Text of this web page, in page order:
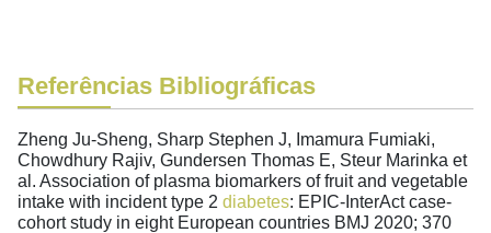
Referências Bibliográficas
Zheng Ju-Sheng, Sharp Stephen J, Imamura Fumiaki,
Chowdhury Rajiv, Gundersen Thomas E, Steur Marinka et
al. Association of plasma biomarkers of fruit and vegetable
intake with incident type 2 diabetes: EPIC-InterAct case-
cohort study in eight European countries BMJ 2020; 370